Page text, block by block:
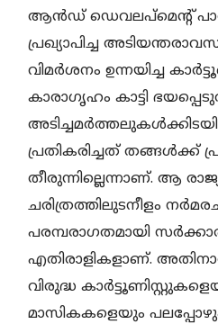
ആൻഡ് ഡെവലപ്‌മെന്റ്
പ്രഖ്യാപിച്ച
വിമർശനം ഉന്നയിച്ച
കാരാഗൃഹം കാട്ടി
പ്രതികരിച്ചത്‌ തങ്ങൾക്ക്
തീരുന്നില്ലെന്നാണ്. ആ
ചരിത്രത്തിലുടനീളം
പരമ്പരാഗതമായി
എതിരാളികളാണ്.
വിരുദ്ധ
മാസികകളെയും പലപ്പോഴും